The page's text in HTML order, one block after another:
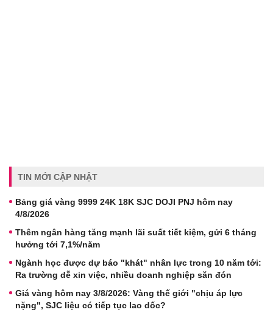
TIN MỚI CẬP NHẬT
Bảng giá vàng 9999 24K 18K SJC DOJI PNJ hôm nay
4/8/2026
Thêm ngân hàng tăng mạnh lãi suất tiết kiệm, gửi 6 tháng
hưởng tới 7,1%/năm
Ngành học được dự báo "khát" nhân lực trong 10 năm tới:
Ra trường dễ xin việc, nhiều doanh nghiệp săn đón
Giá vàng hôm nay 3/8/2026: Vàng thế giới "chịu áp lực
nặng", SJC liệu có tiếp tục lao dốc?